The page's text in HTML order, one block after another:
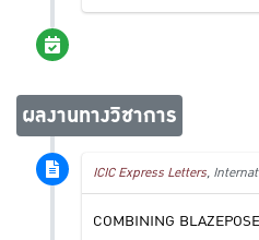
ผลงานทางวิชาการ
ICIC Express Letters,
COMBINING